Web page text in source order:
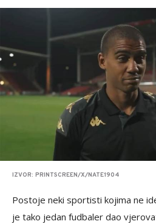
IZVOR: PRINTSCREEN/X/NATE1904
Postoje neki sportisti kojima ne
je tako jedan fudbaler dao